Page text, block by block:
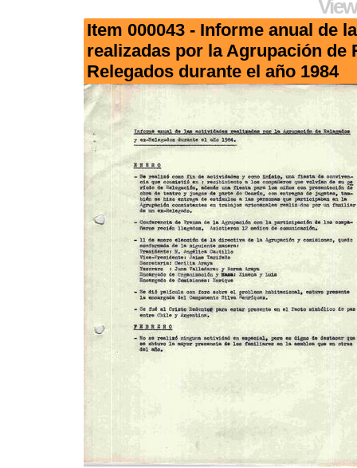
Item 000043 - Informe anual de
realizadas por la Agrupación de
Relegados durante el año 1984